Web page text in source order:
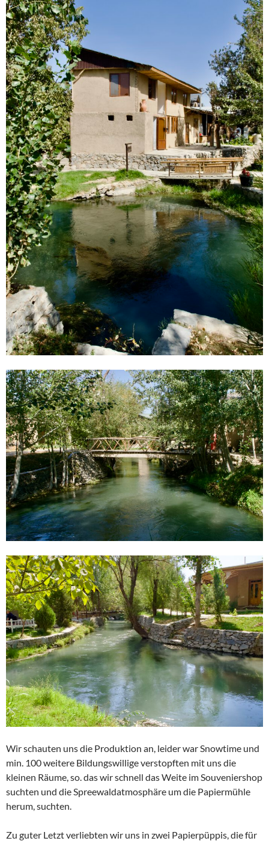
Wir schauten uns die Produktion an, leider war Snowtime und
min. 100 weitere Bildungswillige verstopften mit uns die
kleinen Räume, so. das wir schnell das Weite im Souveniershop
suchten und die Spreewaldatmosphäre um die Papiermühle
herum, suchten.
Zu guter Letzt verliebten wir uns in zwei Papierpüppis, die für